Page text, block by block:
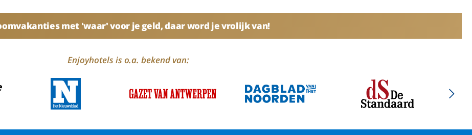
met 'waar' voor je geld, daar word je vrolijk van!
Enjoyhotels is o.a. bekend van: